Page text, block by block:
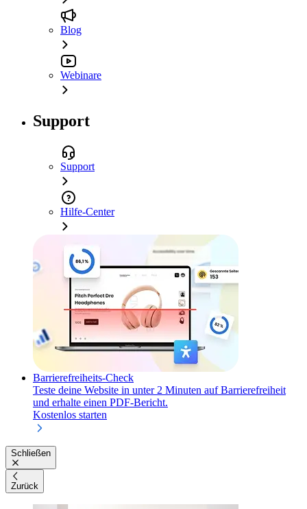
Blog
Webinare
Support
Support
Hilfe-Center
Barrierefreiheits-Check
Teste deine Website in unter 2 Minuten auf Barrierefreiheit
und erhalte einen PDF-Bericht.
Kostenlos starten
Schließen
Zurück